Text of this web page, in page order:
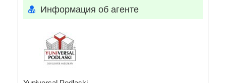
Информация об агенте